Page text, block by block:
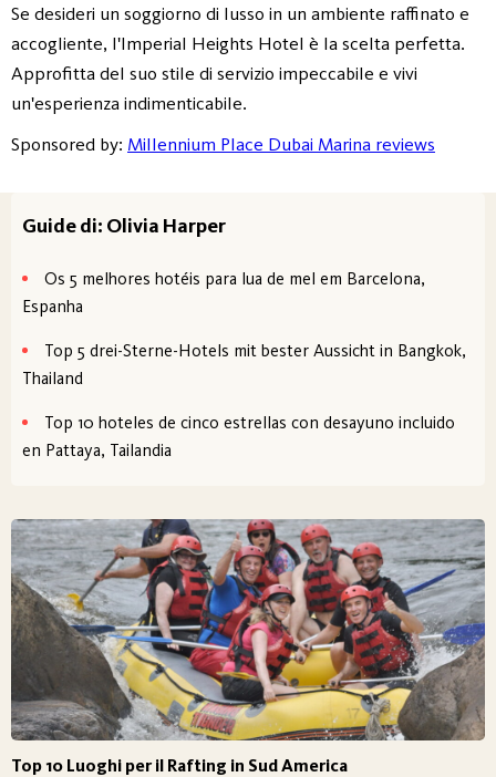
Se desideri un soggiorno di lusso in un ambiente raffinato e
accogliente, l'Imperial Heights Hotel è la scelta perfetta.
Approfitta del suo stile di servizio impeccabile e vivi
un'esperienza indimenticabile.
Sponsored by: Millennium Place Dubai Marina reviews
Guide di: Olivia Harper
Os 5 melhores hotéis para lua de mel em Barcelona,
Espanha
Top 5 drei-Sterne-Hotels mit bester Aussicht in Bangkok,
Thailand
Top 10 hoteles de cinco estrellas con desayuno incluido
en Pattaya, Tailandia
Top 10 Luoghi per il Rafting in Sud America